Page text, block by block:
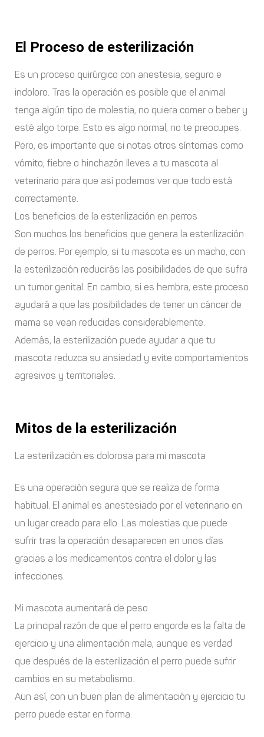
El Proceso de esterilización
Es un proceso quirúrgico con anestesia, seguro e
indoloro. Tras la operación es posible que el animal
tenga algún tipo de molestia, no quiera comer o beber y
esté algo torpe. Esto es algo normal, no te preocupes.
Pero, es importante que si notas otros síntomas como
vómito, fiebre o hinchazón lleves a tu mascota al
veterinario para que así podemos ver que todo está
correctamente.
Los beneficios de la esterilización en perros
Son muchos los beneficios que genera la esterilización
de perros. Por ejemplo, si tu mascota es un macho, con
la esterilización reducirás las posibilidades de que sufra
un tumor genital. En cambio, si es hembra, este proceso
ayudará a que las posibilidades de tener un cáncer de
mama se vean reducidas considerablemente.
Además, la esterilización puede ayudar a que tu
mascota reduzca su ansiedad y evite comportamientos
agresivos y territoriales.
Mitos de la esterilización
La esterilización es dolorosa para mi mascota
Es una operación segura que se realiza de forma
habitual. El animal es anestesiado por el veterinario en
un lugar creado para ello. Las molestias que puede
sufrir tras la operación desaparecen en unos días
gracias a los medicamentos contra el dolor y las
infecciones.
Mi mascota aumentará de peso
La principal razón de que el perro engorde es la falta de
ejercicio y una alimentación mala, aunque es verdad
que después de la esterilización el perro puede sufrir
cambios en su metabolismo.
Aun así, con un buen plan de alimentación y ejercicio tu
perro puede estar en forma.